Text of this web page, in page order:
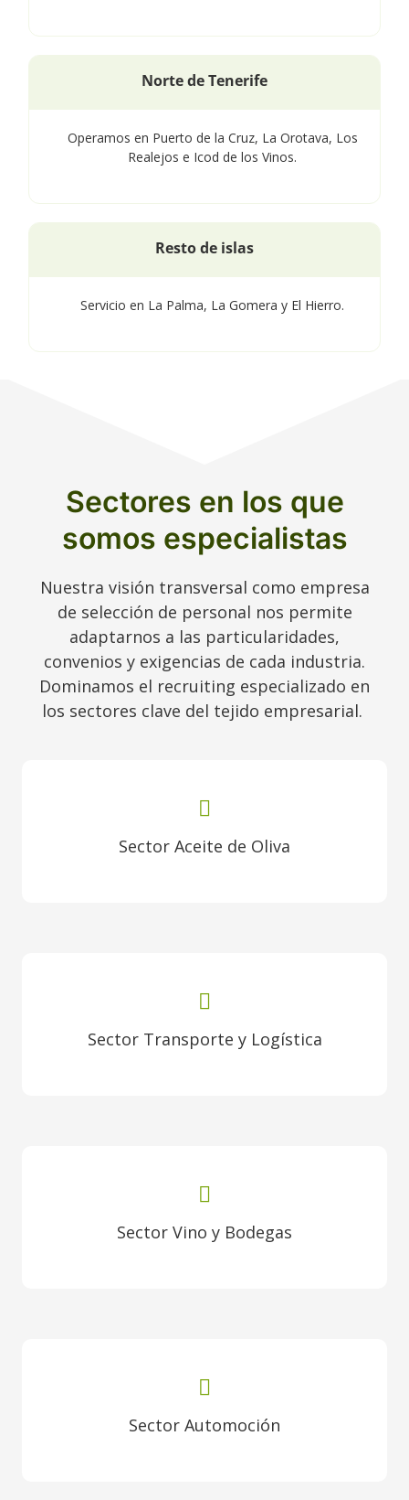
Norte de Tenerife
Operamos en Puerto de la Cruz, La Orotava, Los
Realejos e Icod de los Vinos.
Resto de islas
Servicio en La Palma, La Gomera y El Hierro.
Sectores en los que
somos especialistas
Nuestra visión transversal como empresa
de selección de personal nos permite
adaptarnos a las particularidades,
convenios y exigencias de cada industria.
Dominamos el recruiting especializado en
los sectores clave del tejido empresarial.
Sector Aceite de Oliva
Sector Transporte y Logística
Sector Vino y Bodegas
Sector Automoción